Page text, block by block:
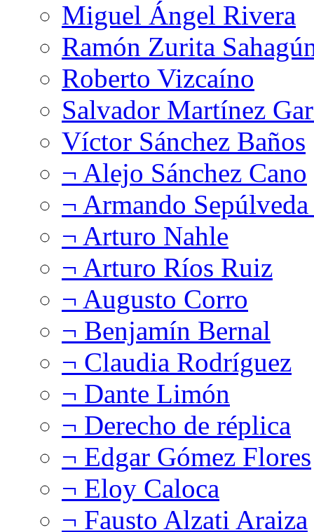
Miguel Ángel Rivera
Ramón Zurita
Roberto Vizcaíno
Salvador Martínez
Víctor Sánchez Baños
¬ Alejo Sánchez Cano
¬ Armando
¬ Arturo Nahle
¬ Arturo Ríos Ruiz
¬ Augusto Corro
¬ Benjamín Bernal
¬ Claudia Rodríguez
¬ Dante Limón
¬ Derecho de réplica
¬ Edgar Gómez Flores
¬ Eloy Caloca
¬ Fausto Alzati Araiza